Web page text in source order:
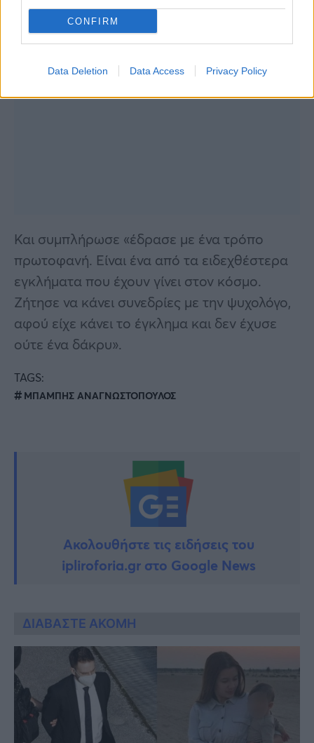
CONFIRM
Data Deletion Data Access Privacy Policy
Και συμπλήρωσε «έδρασε με ένα τρόπο
πρωτοφανή. Είναι ένα από τα ειδεχθέστερα
εγκλήματα που έχουν γίνει στον κόσμο.
Ζήτησε να κάνει συνεδρίες με την ψυχολόγο,
αφού είχε κάνει το έγκλημα και δεν έχυσε
ούτε ένα δάκρυ».
TAGS:
ΜΠΑΜΠΗΣ ΑΝΑΓΝΩΣΤΟΠΟΥΛΟΣ
Ακολουθήστε τις ειδήσεις του
ipliroforia.gr στο Google News
ΔΙΑΒΑΣΤΕ ΑΚΟΜΗ